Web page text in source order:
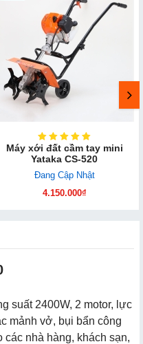
Máy xới đất cầm tay mini
Yataka CS-520
Đang Cập Nhật
4.150.000₫
suất 2400W, 2 motor, lực
mảnh vở, bụi bẩn công
nhà hàng, khách sạn,